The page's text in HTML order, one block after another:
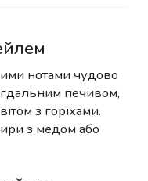
нотами чудово
печивом,
з горіхами.
з медом або